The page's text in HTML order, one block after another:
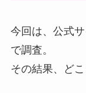
今回は、公式
で調査。
その結果、ど